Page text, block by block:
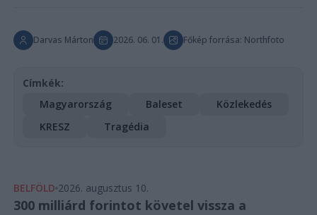
Darvas Márton 2026. 06. 01. Főkép forrása: Northfoto
Címkék:
Magyarország
Baleset
Közlekedés
KRESZ
Tragédia
BELFÖLD 2026. augusztus 10.
300 milliárd forintot követel vissza a